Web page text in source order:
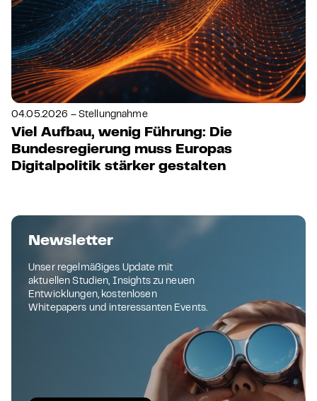
04.05.2026 – Stellungnahme
Viel Aufbau, wenig Führung: Die
Bundesregierung muss Europas
Digitalpolitik stärker gestalten
Newsletter
Unser regelmäßiges Update mit
aktuellen Studien, Insights zu neuen
Entwicklungen, kostenlosen
Whitepapers und interessanten Events.